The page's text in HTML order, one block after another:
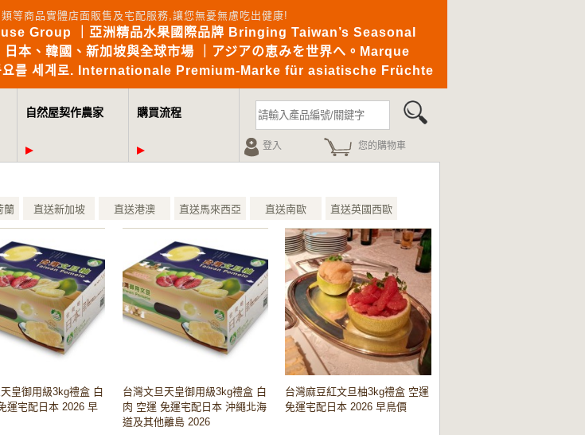
類等商品實體店面販售及宅配服務,讓您無憂無慮吃出健康!
Group ｜亞洲精品水果國際品牌 Bringing Taiwan’s Seasonal
、韓國、新加坡與全球市場 ｜アジアの恵みを世界へ。Marque
를 세계로. Internationale Premium-Marke für asiatische Früchte
自然屋契作農家 購買流程
您的購物車
登入
蘭 直送新加坡 直送港澳 直送馬來西亞 直送南歐 直送英國西歐
皇御用級3kg禮盒 白
運宅配日本 2026 早
台灣文旦天皇御用級3kg禮盒 白
肉 空運 免運宅配日本 沖繩北海
道及其他離島 2026
台灣麻豆紅文旦柚3kg禮盒 空運
免運宅配日本 2026 早鳥價